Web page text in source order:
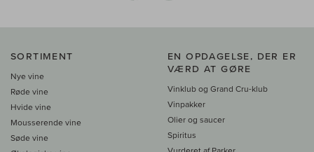
SORTIMENT
Nye vine
Røde vine
Hvide vine
Mousserende vine
Søde vine
EN OPDAGELSE, DER ER
VÆRD AT GØRE
Vinklub og Grand Cru-klub
Vinpakker
Olier og saucer
Spiritus